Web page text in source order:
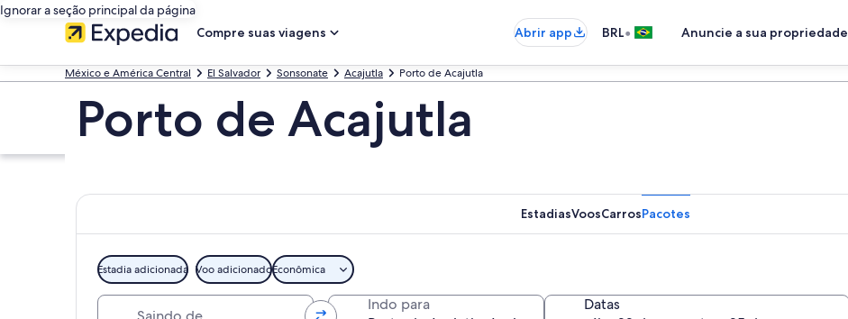
Ignorar a seção principal da página
Compre suas viagens
Abrir app BRL• Anuncie a sua propriedade
México e América Central El Salvador Sonsonate Acajutla Porto de Acajutla
Porto de Acajutla
EstadiasVoosCarrosPacotes
Estadia adicionada Voo adicionadoEconômica
Indo para
Datas